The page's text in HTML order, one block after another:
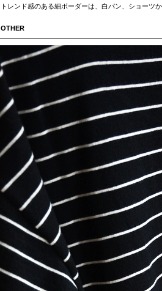
トレンド感のある細ボーダーは、白パン、ショーツ
OTHER